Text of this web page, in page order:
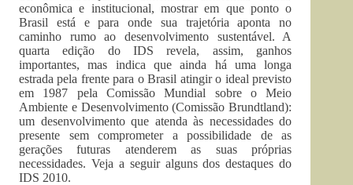
econômica e institucional, mostrar em que ponto o
Brasil está e para onde sua trajetória aponta no
caminho rumo ao desenvolvimento sustentável. A
quarta edição do IDS revela, assim, ganhos
importantes, mas indica que ainda há uma longa
estrada pela frente para o Brasil atingir o ideal previsto
em 1987 pela Comissão Mundial sobre o Meio
Ambiente e Desenvolvimento (Comissão Brundtland):
um desenvolvimento que atenda às necessidades do
presente sem comprometer a possibilidade de as
gerações futuras atenderem as suas próprias
necessidades. Veja a seguir alguns dos destaques do
IDS 2010.